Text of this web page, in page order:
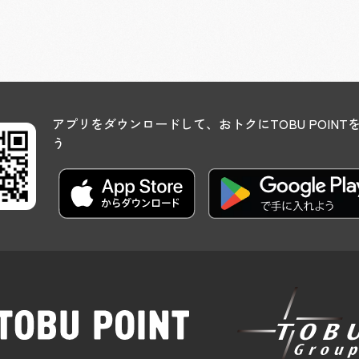
アプリをダウンロードして、おトクにTOBU POINT
う